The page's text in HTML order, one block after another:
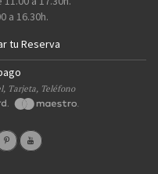
a 16.30h.
tu Reserva
Tarjeta, Teléfono